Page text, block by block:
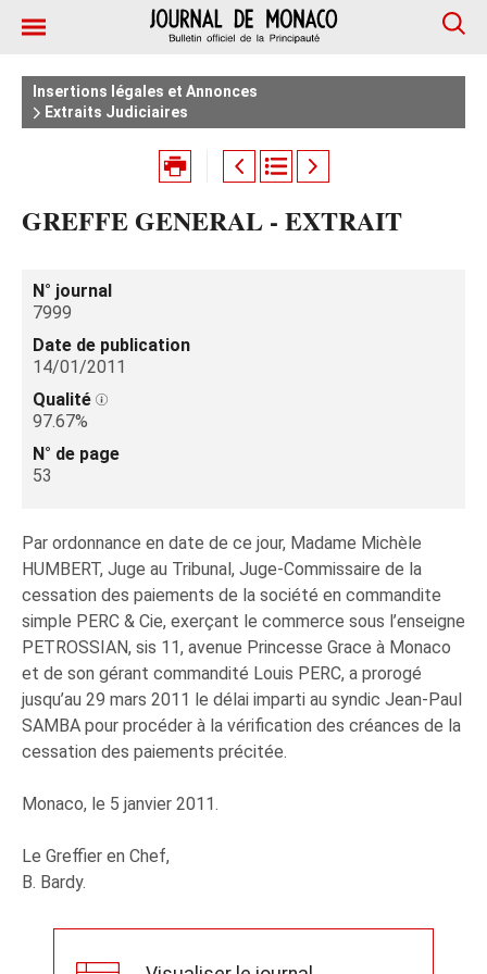
Insertions légales et Annonces
Extraits Judiciaires
GREFFE GENERAL - EXTRAIT
N° journal
7999
Date de publication
14/01/2011
Qualité
97.67%
N° de page
53
Par ordonnance en date de ce jour, Madame Michèle
HUMBERT, Juge au Tribunal, Juge-Commissaire de la
cessation des paiements de la société en commandite
simple PERC & Cie, exerçant le commerce sous l’enseigne
PETROSSIAN, sis 11, avenue Princesse Grace à Monaco
et de son gérant commandité Louis PERC, a prorogé
jusqu’au 29 mars 2011 le délai imparti au syndic Jean-Paul
SAMBA pour procéder à la vérification des créances de la
cessation des paiements précitée.
Monaco, le 5 janvier 2011.
Le Greffier en Chef,
B. Bardy.